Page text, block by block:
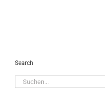
Search
Suche